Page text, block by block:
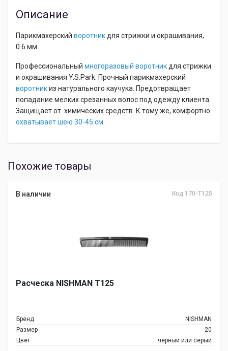
Описание
Парикмахерский воротник для стрижки и окрашивания,
0.6 мм
Профессиональный многоразовый воротник для стрижки
и окрашивания Y.S.Park. Прочный парикмахерский
воротникиз натурального каучука. Предотвращает
попадание мелких срезанных волос под одежду клиента.
Защищает от химических средств. К тому же, комфортно
охватывает шею 30-45 см
Похожие товары
В наличии Код 170-T125
Расческа NISHMAN Т125
Бренд
NISHMAN
Размер
20
Цвет
черный или серый